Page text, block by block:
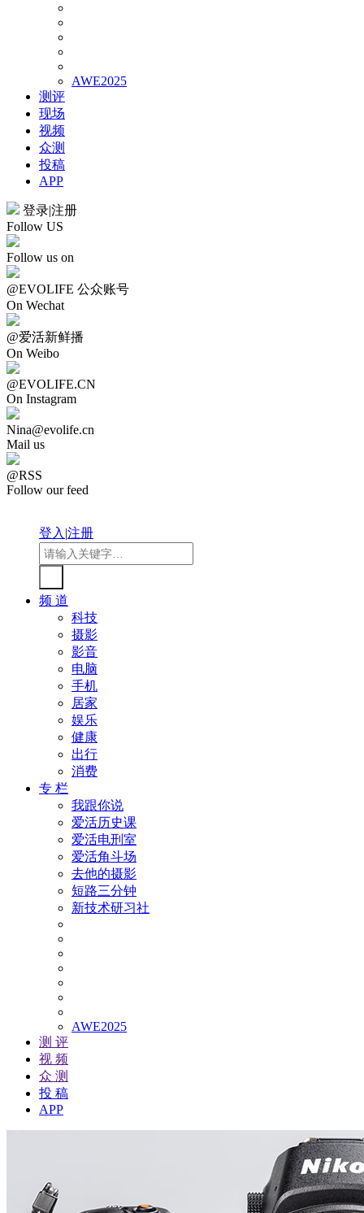
AWE2025
测评
现场
视频
众测
投稿
APP
登录|注册
Follow US
Follow us on
@EVOLIFE 公众账号
On Wechat
@爱活新鲜播
On Weibo
@EVOLIFE.CN
On Instagram
Nina@evolife.cn
Mail us
@RSS
Follow our feed
登入|注册
频 道
科技
摄影
影音
电脑
手机
居家
娱乐
健康
出行
消费
专 栏
我跟你说
爱活历史课
爱活电刑室
爱活角斗场
去他的摄影
短路三分钟
新技术研习社
AWE2025
测 评
视 频
众 测
投 稿
APP